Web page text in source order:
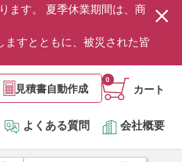
ます。 夏季休業期間は、商
すとともに、被災された皆
見積書自動作成 カート
0
よくある質問 会社概要